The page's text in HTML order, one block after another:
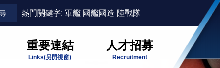
熱門關鍵字: 軍艦 國艦國造 陸戰隊
重要連結
Links(另開視窗)
人才招募
Recruitment